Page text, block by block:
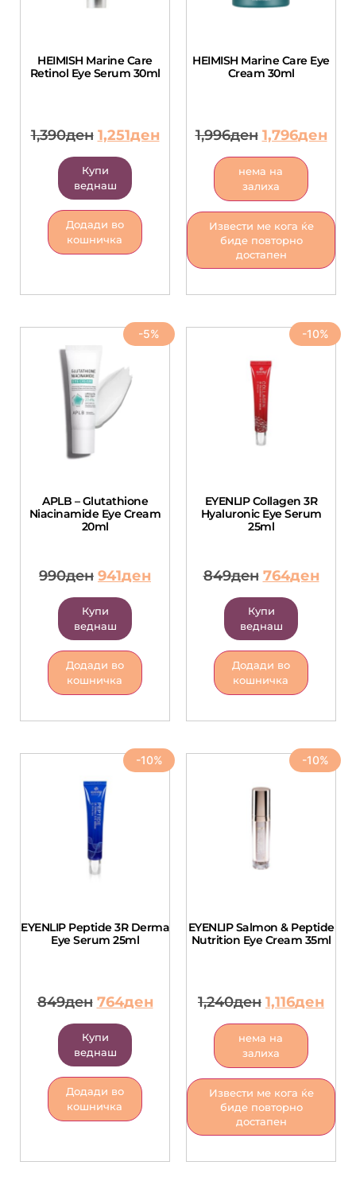
HEIMISH Marine Care
Retinol Eye Serum 30ml
1,390ден 1,251ден
Купи
веднаш
Додади во
кошничка
HEIMISH Marine Care Eye
Cream 30ml
1,996ден 1,796ден
нема на
залиха
Извести ме кога ќе
биде повторно
достапен
-5%
APLB – Glutathione
Niacinamide Eye Cream
20ml
990ден 941ден
Купи
веднаш
Додади во
кошничка
-10%
EYENLIP Collagen 3R
Hyaluronic Eye Serum
25ml
849ден 764ден
Купи
веднаш
Додади во
кошничка
-10%
EYENLIP Peptide 3R Derma
Eye Serum 25ml
849ден 764ден
Купи
веднаш
Додади во
кошничка
-10%
EYENLIP Salmon & Peptide
Nutrition Eye Cream 35ml
1,240ден 1,116ден
нема на
залиха
Извести ме кога ќе
биде повторно
достапен